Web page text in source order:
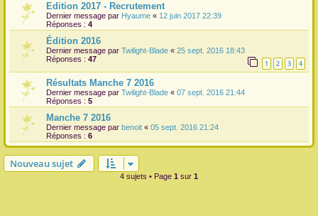
Edition 2017 - Recrutement
Dernier message par Hyaume « 12 juin 2017 22:39
Réponses : 4
Édition 2016
Dernier message par Twilight-Blade « 25 sept. 2016 18:43
Réponses : 47 1 2 3 4
Résultats Manche 7 2016
Dernier message par Twilight-Blade « 07 sept. 2016 21:44
Réponses : 5
Manche 7 2016
Dernier message par benoit « 05 sept. 2016 21:24
Réponses : 6
Nouveau sujet
4 sujets • Page 1 sur 1